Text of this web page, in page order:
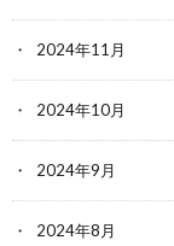
2024年11月
2024年10月
2024年9月
2024年8月